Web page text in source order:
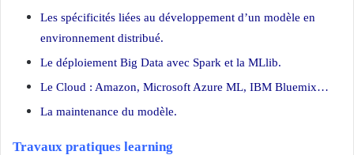
Les spécificités liées au développement d’un modèle en
environnement distribué.
Le déploiement Big Data avec Spark et la MLlib.
Le Cloud : Amazon, Microsoft Azure ML, IBM Bluemix…
La maintenance du modèle.
Travaux pratiques learning